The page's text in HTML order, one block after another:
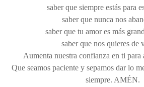
BUEN TRATOsaber que siempre estás para
saber que nunca nos
saber que tu amor es más
saber que nos quieres de
Aumenta nuestra confianza en ti para
Que seamos paciente y sepamos dar lo
siempre. AMÉN.